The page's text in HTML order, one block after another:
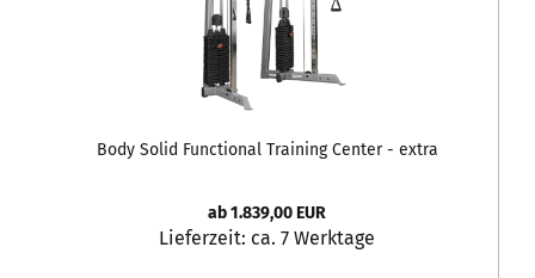
Body Solid Functional Training Center - extra
ab 1.839,00 EUR
Lieferzeit: ca. 7 Werktage